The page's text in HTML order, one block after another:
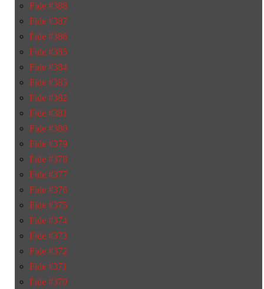
Fide #388
Fide #387
Fide #386
Fide #385
Fide #384
Fide #383
Fide #382
Fide #381
Fide #380
Fide #379
Fide #378
Fide #377
Fide #376
Fide #375
Fide #374
Fide #373
Fide #372
Fide #371
Fide #370